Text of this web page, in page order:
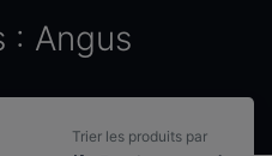
: Angus
Trier les produits par